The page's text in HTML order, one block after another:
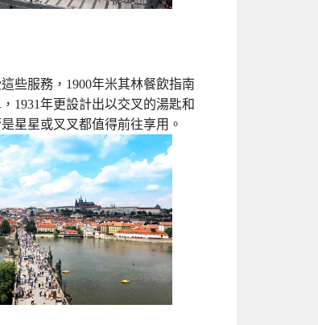
些服務，1900年米其林餐飲指南
1931年更設計出以交叉的湯匙和
星星或叉叉都值得前往享用。